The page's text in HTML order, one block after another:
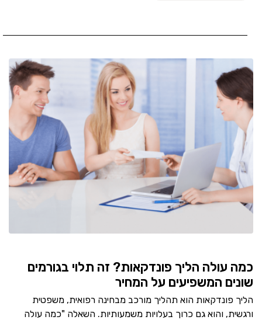
כמה עולה הליך פונדקאות? זה תלוי בגורמים
שונים המשפיעים על המחיר
הליך פונדקאות הוא תהליך מורכב מבחינה רפואית, משפטית
ורגשית, והוא גם כרוך בעלויות משמעותיות. השאלה "כמה עולה